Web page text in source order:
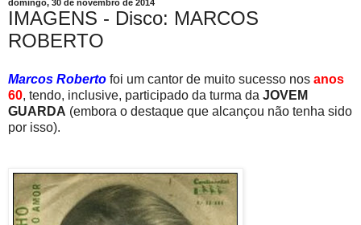
domingo, 30 de novembro de 2014
IMAGENS - Disco: MARCOS
ROBERTO
Marcos Roberto foi um cantor de muito sucesso nos anos
60, tendo, inclusive, participado da turma da JOVEM
GUARDA (embora o destaque que alcançou não tenha sido
por isso).